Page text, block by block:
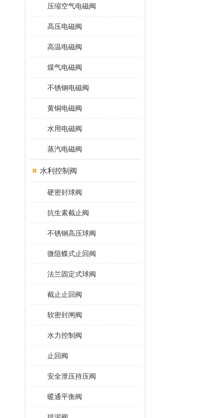
压缩空气电磁阀
高压电磁阀
高温电磁阀
煤气电磁阀
不锈钢电磁阀
黄铜电磁阀
水用电磁阀
蒸汽电磁阀
水利控制阀
硬密封球阀
抗生素截止阀
不锈钢高压球阀
微阻蝶式止回阀
法兰固定式球阀
截止止回阀
软密封闸阀
水力控制阀
止回阀
安全泄压持压阀
暖通平衡阀